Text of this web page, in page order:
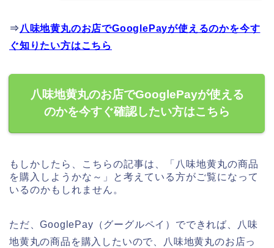
⇒ 八味地黄丸のお店でGooglePayが使えるのかを今す
ぐ知りたい方はこちら
八味地黄丸のお店でGooglePayが使える
のかを今すぐ確認したい方はこちら
もしかしたら、こちらの記事は、「八味地黄丸の商品
を購入しようかな～」と考えている方がご覧になって
いるのかもしれません。
ただ、GooglePay（グーグルペイ）でできれば、八味
地黄丸の商品を購入したいので、八味地黄丸のお店っ